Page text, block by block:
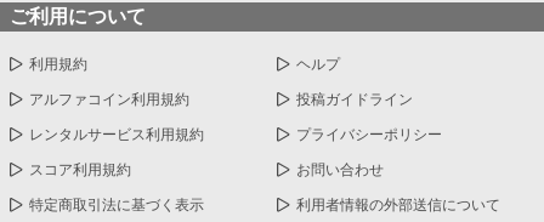
ご利用について
利用規約 ヘルプ
アルファコイン利用規約 投稿ガイドライン
レンタルサービス利用規約 プライバシーポリシー
スコア利用規約 お問い合わせ
特定商取引法に基づく表示 利用者情報の外部送信について